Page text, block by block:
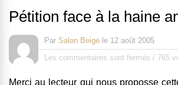
Pétition face à la haine
Par Salon Beige le 12 août 2005
Les commentaires sont fermés / 765
Merci au lecteur qui nous proposse